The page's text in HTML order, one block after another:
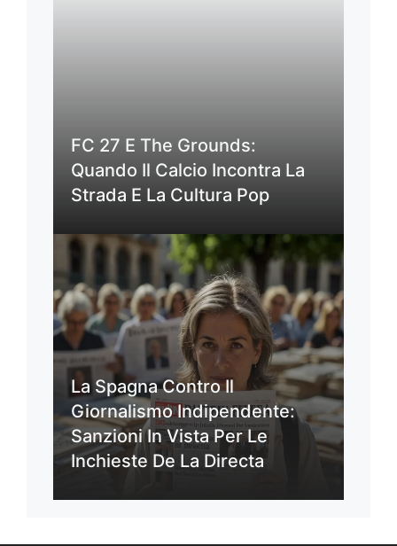
FC 27 E The Grounds:
Quando Il Calcio Incontra La
Strada E La Cultura Pop
La Spagna Contro Il
Giornalismo Indipendente:
Sanzioni In Vista Per Le
Inchieste De La Directa